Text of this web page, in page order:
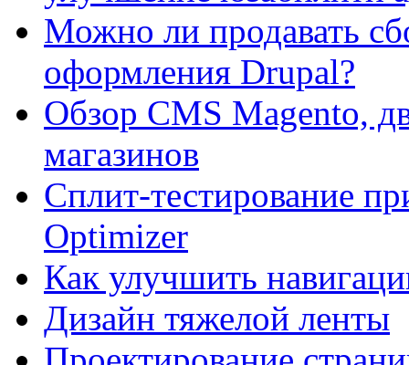
Можно ли продавать
оформления Drupal?
Обзор CMS Magento,
магазинов
Сплит-тестирование
Optimizer
Как улучшить
Дизайн тяжелой ленты